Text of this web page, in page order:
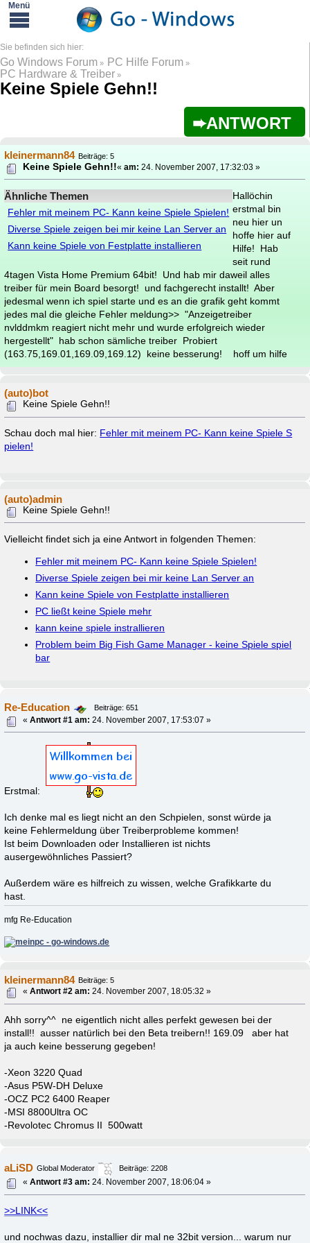
Go Windows Forum » PC Hilfe Forum »
PC Hardware & Treiber »
Keine Spiele Gehn!!
ANTWORT
kleinermann84 Beiträge: 5
Keine Spiele Gehn!!«am: 24. November 2007, 17:32:03 »
Ähnliche Themen
Fehler mit meinem PC- Kann keine Spiele Spielen!
Diverse Spiele zeigen bei mir keine Lan Server an
Kann keine Spiele von Festplatte installieren
Hallöchin
erstmal bin
neu hier un
hoffe hier auf
Hilfe! Hab
seit rund
4tagen Vista Home Premium 64bit! Und hab mir daweil alles
treiber für mein Board besorgt! und fachgerecht installt! Aber
jedesmal wenn ich spiel starte und es an die grafik geht kommt
jedes mal die gleiche Fehler meldung>> "Anzeigetreiber
nvlddmkm reagiert nicht mehr und wurde erfolgreich wieder
hergestellt" hab schon sämliche treiber Probiert
(163.75,169.01,169.09,169.12) keine besserung! hoff um hilfe
(auto)bot
Keine Spiele Gehn!!
Schau doch mal hier: Fehler mit meinem PC- Kann keine Spiele S
pielen!
(auto)admin
Keine Spiele Gehn!!
Vielleicht findet sich ja eine Antwort in folgenden Themen:
Fehler mit meinem PC- Kann keine Spiele Spielen!
Diverse Spiele zeigen bei mir keine Lan Server an
Kann keine Spiele von Festplatte installieren
PC ließt keine Spiele mehr
kann keine spiele instrallieren
Problem beim Big Fish Game Manager - keine Spiele spiel
bar
Re-Education
Beiträge: 651
«Antwort #1 am: 24. November 2007, 17:53:07 »
Erstmal:
Ich denke mal es liegt nicht an den Schpielen, sonst würde ja
keine Fehlermeldung über Treiberprobleme kommen!
Ist beim Downloaden oder Installieren ist nichts
ausergewöhnliches Passiert?
Außerdem wäre es hilfreich zu wissen, welche Grafikkarte du
hast.
mfg Re-Education
kleinermann84 Beiträge: 5
«Antwort #2 am: 24. November 2007, 18:05:32 »
Ahh sorry^^ ne eigentlich nicht alles perfekt gewesen bei der
install!! ausser natürlich bei den Beta treibern!! 169.09 aber hat
ja auch keine besserung gegeben!
-Xeon 3220 Quad
-Asus P5W-DH Deluxe
-OCZ PC2 6400 Reaper
-MSI 8800Ultra OC
-Revolotec Chromus II 500watt
aLiSD Global Moderator
Beiträge: 2208
«Antwort #3 am: 24. November 2007, 18:06:04 »
>>LINK<<
und nochwas dazu, installier dir mal ne 32bit version... warum nur